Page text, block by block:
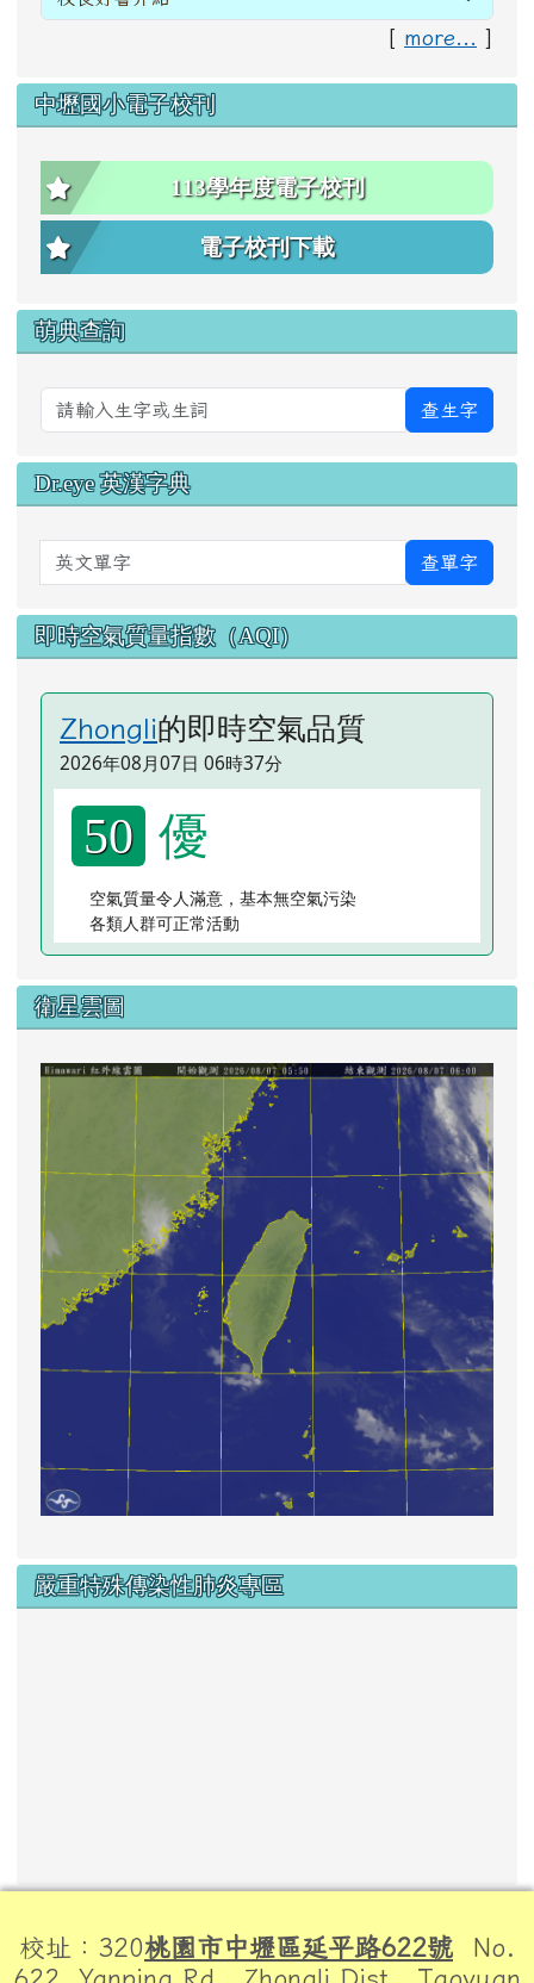
[ more... ]
中壢國小電子校刊
113學年度電子校刊
電子校刊下載
萌典查詢
查生字
Dr.eye 英漢字典
英文單字 查單字
即時空氣質量指數（AQI）
Zhongli的即時空氣品質
2026年08月07日 06時37分
50 優
空氣質量令人滿意，基本無空氣污染
各類人群可正常活動
衛星雲圖
link
嚴重特殊傳染性肺炎專區
校址：320桃園市中壢區延平路622號 No.